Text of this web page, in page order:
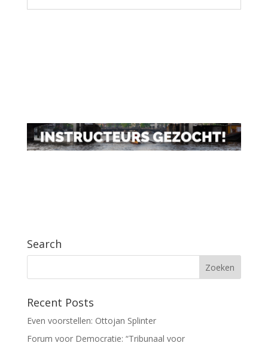
Search
Recent Posts
Even voorstellen: Ottojan Splinter
Forum voor Democratie: “Tribunaal voor